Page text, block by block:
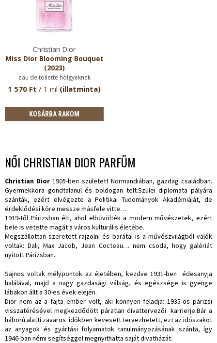
Christian Dior
Miss Dior Blooming Bouquet
(2023)
eau de toilette hölgyeknek
1 570 Ft / 1 ml (illatminta)
KOSÁRBA RAKOM
NŐI CHRISTIAN DIOR PARFÜM
Christian Dior 1905-ben született Normandiában, gazdag családban.
Gyermekkora gondtalanul és boldogan telt.Szülei diplomata pályára
szánták, ezért elvégezte a Politikai Tudományok Akadémiáját, de
érdeklődési köre messze másfele vitte…
1919-től Párizsban élt, ahol elbűvölték a modern művészetek, ezért
bele is vetette magát a város kulturális életébe.
Megszállottan szeretett rajzolni és barátai is a művészvilágból valók
voltak: Dali, Max Jacob, Jean Cocteau… nem csoda, hogy galériát
nyitott Párizsban.
Sajnos voltak mélypontok az életében, kezdve 1931-ben édesanyja
halálával, majd a nagy gazdasági válság, és egészsége is gyenge
lábakon állt a 30-es évek elején.
Dior nem az a fajta ember volt, aki könnyen feladja: 1935-ös párizsi
visszatérésével megkezdődött páratlan divattervezői karrierje.Bár a
háború alatti zavaros időkben kevesett tervezhetett, ezt az időszakot
az anyagok és gyártási folyamatok tanulmányozásának szánta, így
1946-ban némi segítséggel megnyithatta saját divatházát.